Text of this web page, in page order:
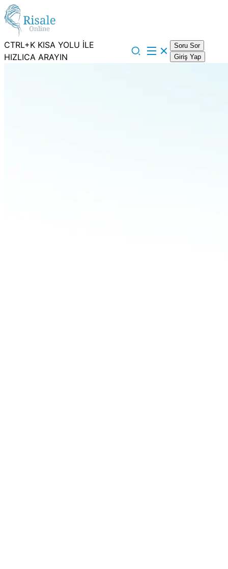
CTRL+K KISA YOLU İLE
HIZLICA ARAYIN
Soru Sor
Giriş Yap